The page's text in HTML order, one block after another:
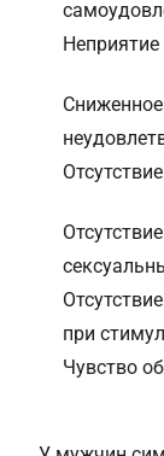
Неприятие
при
Чувство